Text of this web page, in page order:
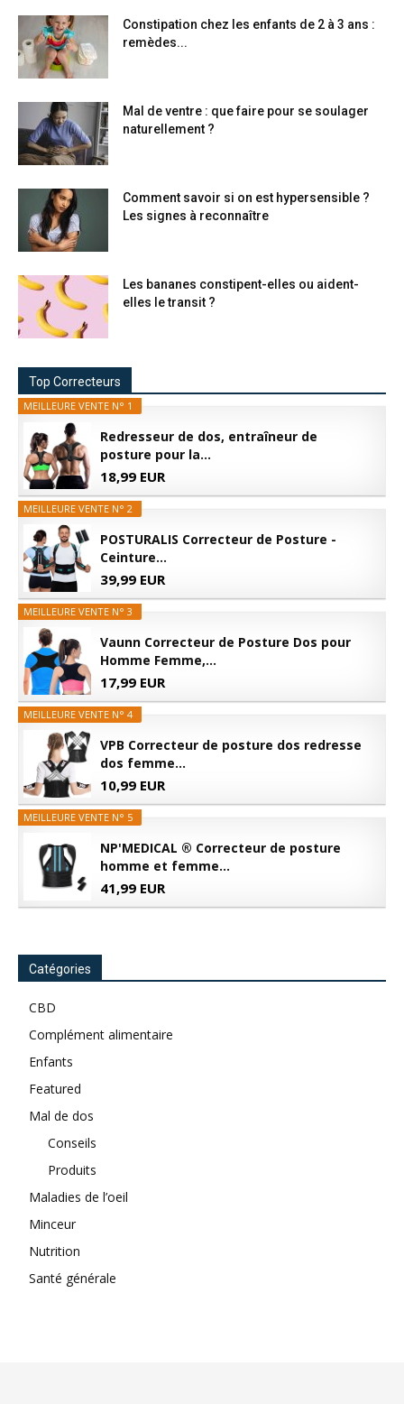
Constipation chez les enfants de 2 à 3 ans :
remèdes...
Mal de ventre : que faire pour se soulager
naturellement ?
Comment savoir si on est hypersensible ?
Les signes à reconnaître
Les bananes constipent-elles ou aident-
elles le transit ?
Top Correcteurs
MEILLEURE VENTE N° 1
Redresseur de dos, entraîneur de
posture pour la...
18,99 EUR
MEILLEURE VENTE N° 2
POSTURALIS Correcteur de Posture -
Ceinture...
39,99 EUR
MEILLEURE VENTE N° 3
Vaunn Correcteur de Posture Dos pour
Homme Femme,...
17,99 EUR
MEILLEURE VENTE N° 4
VPB Correcteur de posture dos redresse
dos femme...
10,99 EUR
MEILLEURE VENTE N° 5
NP'MEDICAL ® Correcteur de posture
homme et femme...
41,99 EUR
Catégories
CBD
Complément alimentaire
Enfants
Featured
Mal de dos
Conseils
Produits
Maladies de l’oeil
Minceur
Nutrition
Santé générale